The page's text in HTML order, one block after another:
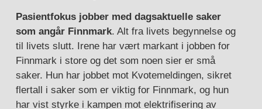
Pasientfokus jobber med dagsaktuelle saker
som angår Finnmark. Alt fra livets begynnelse og
til livets slutt. Irene har vært markant i jobben for
Finnmark i store og det som noen sier er små
saker. Hun har jobbet mot Kvotemeldingen, sikret
flertall i saker som er viktig for Finnmark, og hun
har vist styrke i kampen mot elektrifisering av